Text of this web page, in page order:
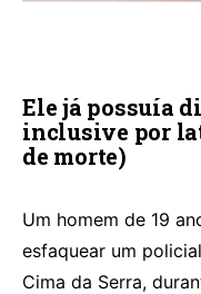
Ele já possuía
inclusive por
de morte)
Um homem de 19
esfaquear um
Cima da Serra,